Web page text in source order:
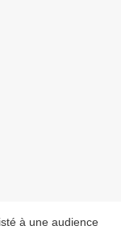
à une audience